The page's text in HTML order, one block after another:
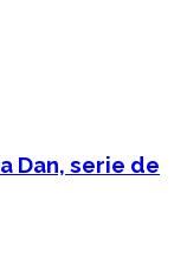
Dan, serie de